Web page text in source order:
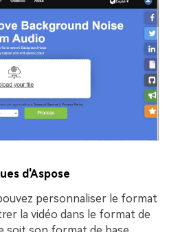
d'Aspose
personnaliser le format
la vidéo dans le format de